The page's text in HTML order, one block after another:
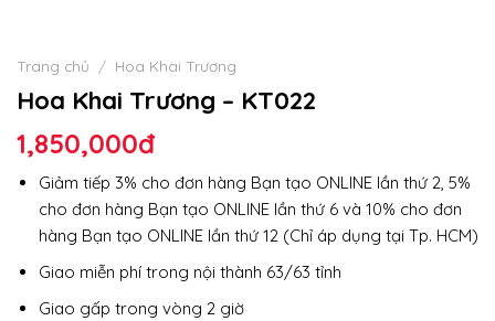
Trang chủ / Hoa Khai Trương
Hoa Khai Trương – KT022
1,850,000đ
Giảm tiếp 3% cho đơn hàng Bạn tạo ONLINE lần thứ 2, 5%
cho đơn hàng Bạn tạo ONLINE lần thứ 6 và 10% cho đơn
hàng Bạn tạo ONLINE lần thứ 12 (Chỉ áp dụng tại Tp. HCM)
Giao miễn phí trong nội thành 63/63 tỉnh
Giao gấp trong vòng 2 giờ